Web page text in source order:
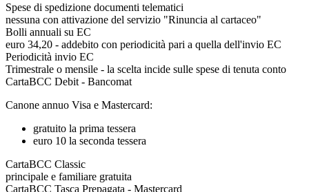
Spese di spedizione documenti telematici
nessuna con attivazione del servizio "Rinuncia al cartaceo"
Bolli annuali su EC
euro 34,20 - addebito con periodicità pari a quella dell'invio EC
Periodicità invio EC
Trimestrale o mensile - la scelta incide sulle spese di tenuta conto
CartaBCC Debit - Bancomat
Canone annuo Visa e Mastercard:
gratuito la prima tessera
euro 10 la seconda tessera
CartaBCC Classic
principale e familiare gratuita
CartaBCC Tasca Prepagata - Mastercard